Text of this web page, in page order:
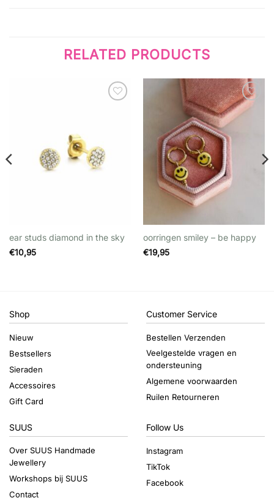
RELATED PRODUCTS
ear studs diamond in the sky
€10,95
Wishlist
oorringen smiley – be happy
€19,95
Shop
Nieuw
Bestsellers
Sieraden
Accessoires
Gift Card
Customer Service
Bestellen Verzenden
Veelgestelde vragen en
ondersteuning
Algemene voorwaarden
Ruilen Retourneren
SUUS
Over SUUS Handmade
Jewellery
Workshops bij SUUS
Contact
Follow Us
Instagram
TikTok
Facebook